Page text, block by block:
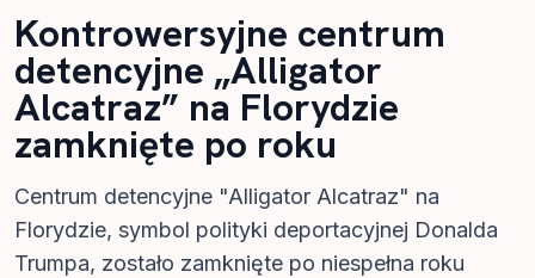
Kontrowersyjne centrum
detencyjne „Alligator
Alcatraz” na Florydzie
zamknięte po roku
Centrum detencyjne "Alligator Alcatraz" na
Florydzie, symbol polityki deportacyjnej Donalda
Trumpa, zostało zamknięte po niespełna roku